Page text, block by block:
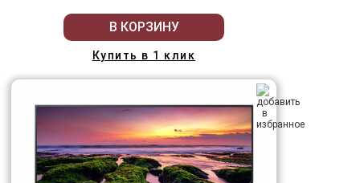
В КОРЗИНУ
Купить в 1 клик